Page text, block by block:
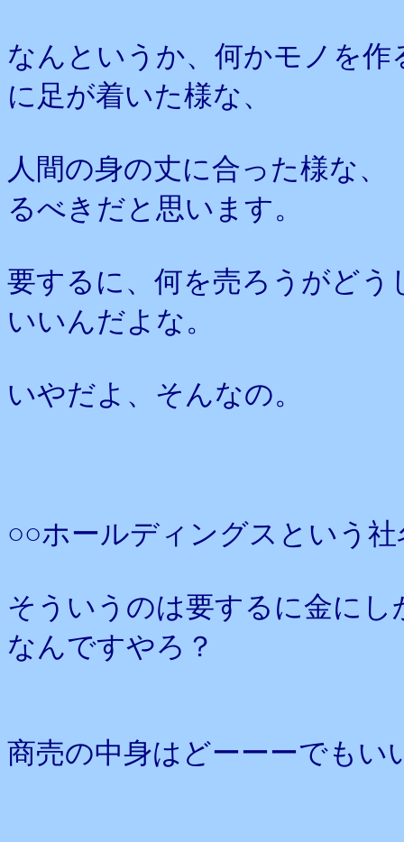
なんというか、何かモノを
に足が着いた様な、
人間の身の丈に合った様な
るべきだと思います。
要するに、何を売ろうがど
いいんだよな。
いやだよ、そんなの。
○○ホールディングスという
そういうのは要するに金に
なんですやろ？
商売の中身はどーーーでもい